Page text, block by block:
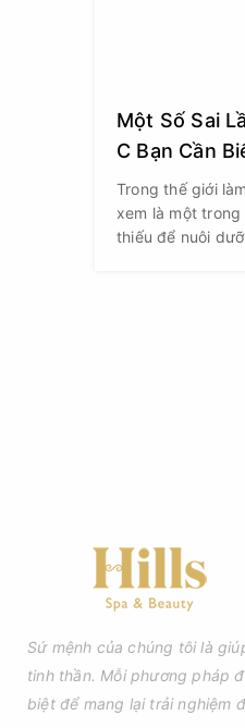
Một Số Sai
C Bạn Cần
Trong thế giới
xem là một trong
thiếu để nuôi
Sứ mệnh của chúng tôi là
tinh thần. Mỗi phương pháp
biệt để mang lại trải nghiệm